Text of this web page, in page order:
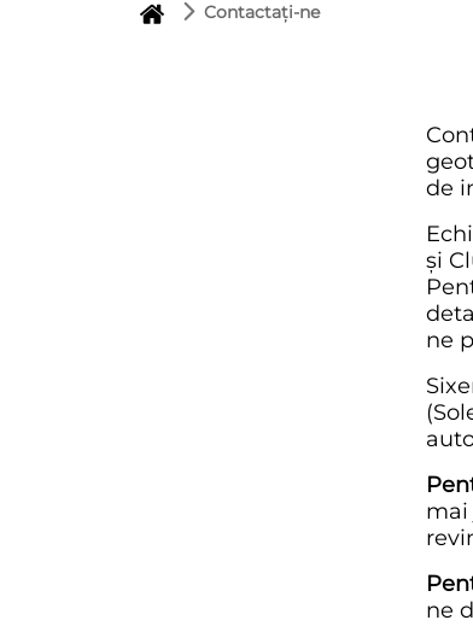
Contactați-ne
de
și
ne
mai
ne